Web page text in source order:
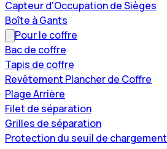
Capteur d'Occupation de Sièges
Boîte à Gants
Pour le coffre
Bac de coffre
Tapis de coffre
Revêtement Plancher de Coffre
Plage Arrière
Filet de séparation
Grilles de séparation
Protection du seuil de chargement